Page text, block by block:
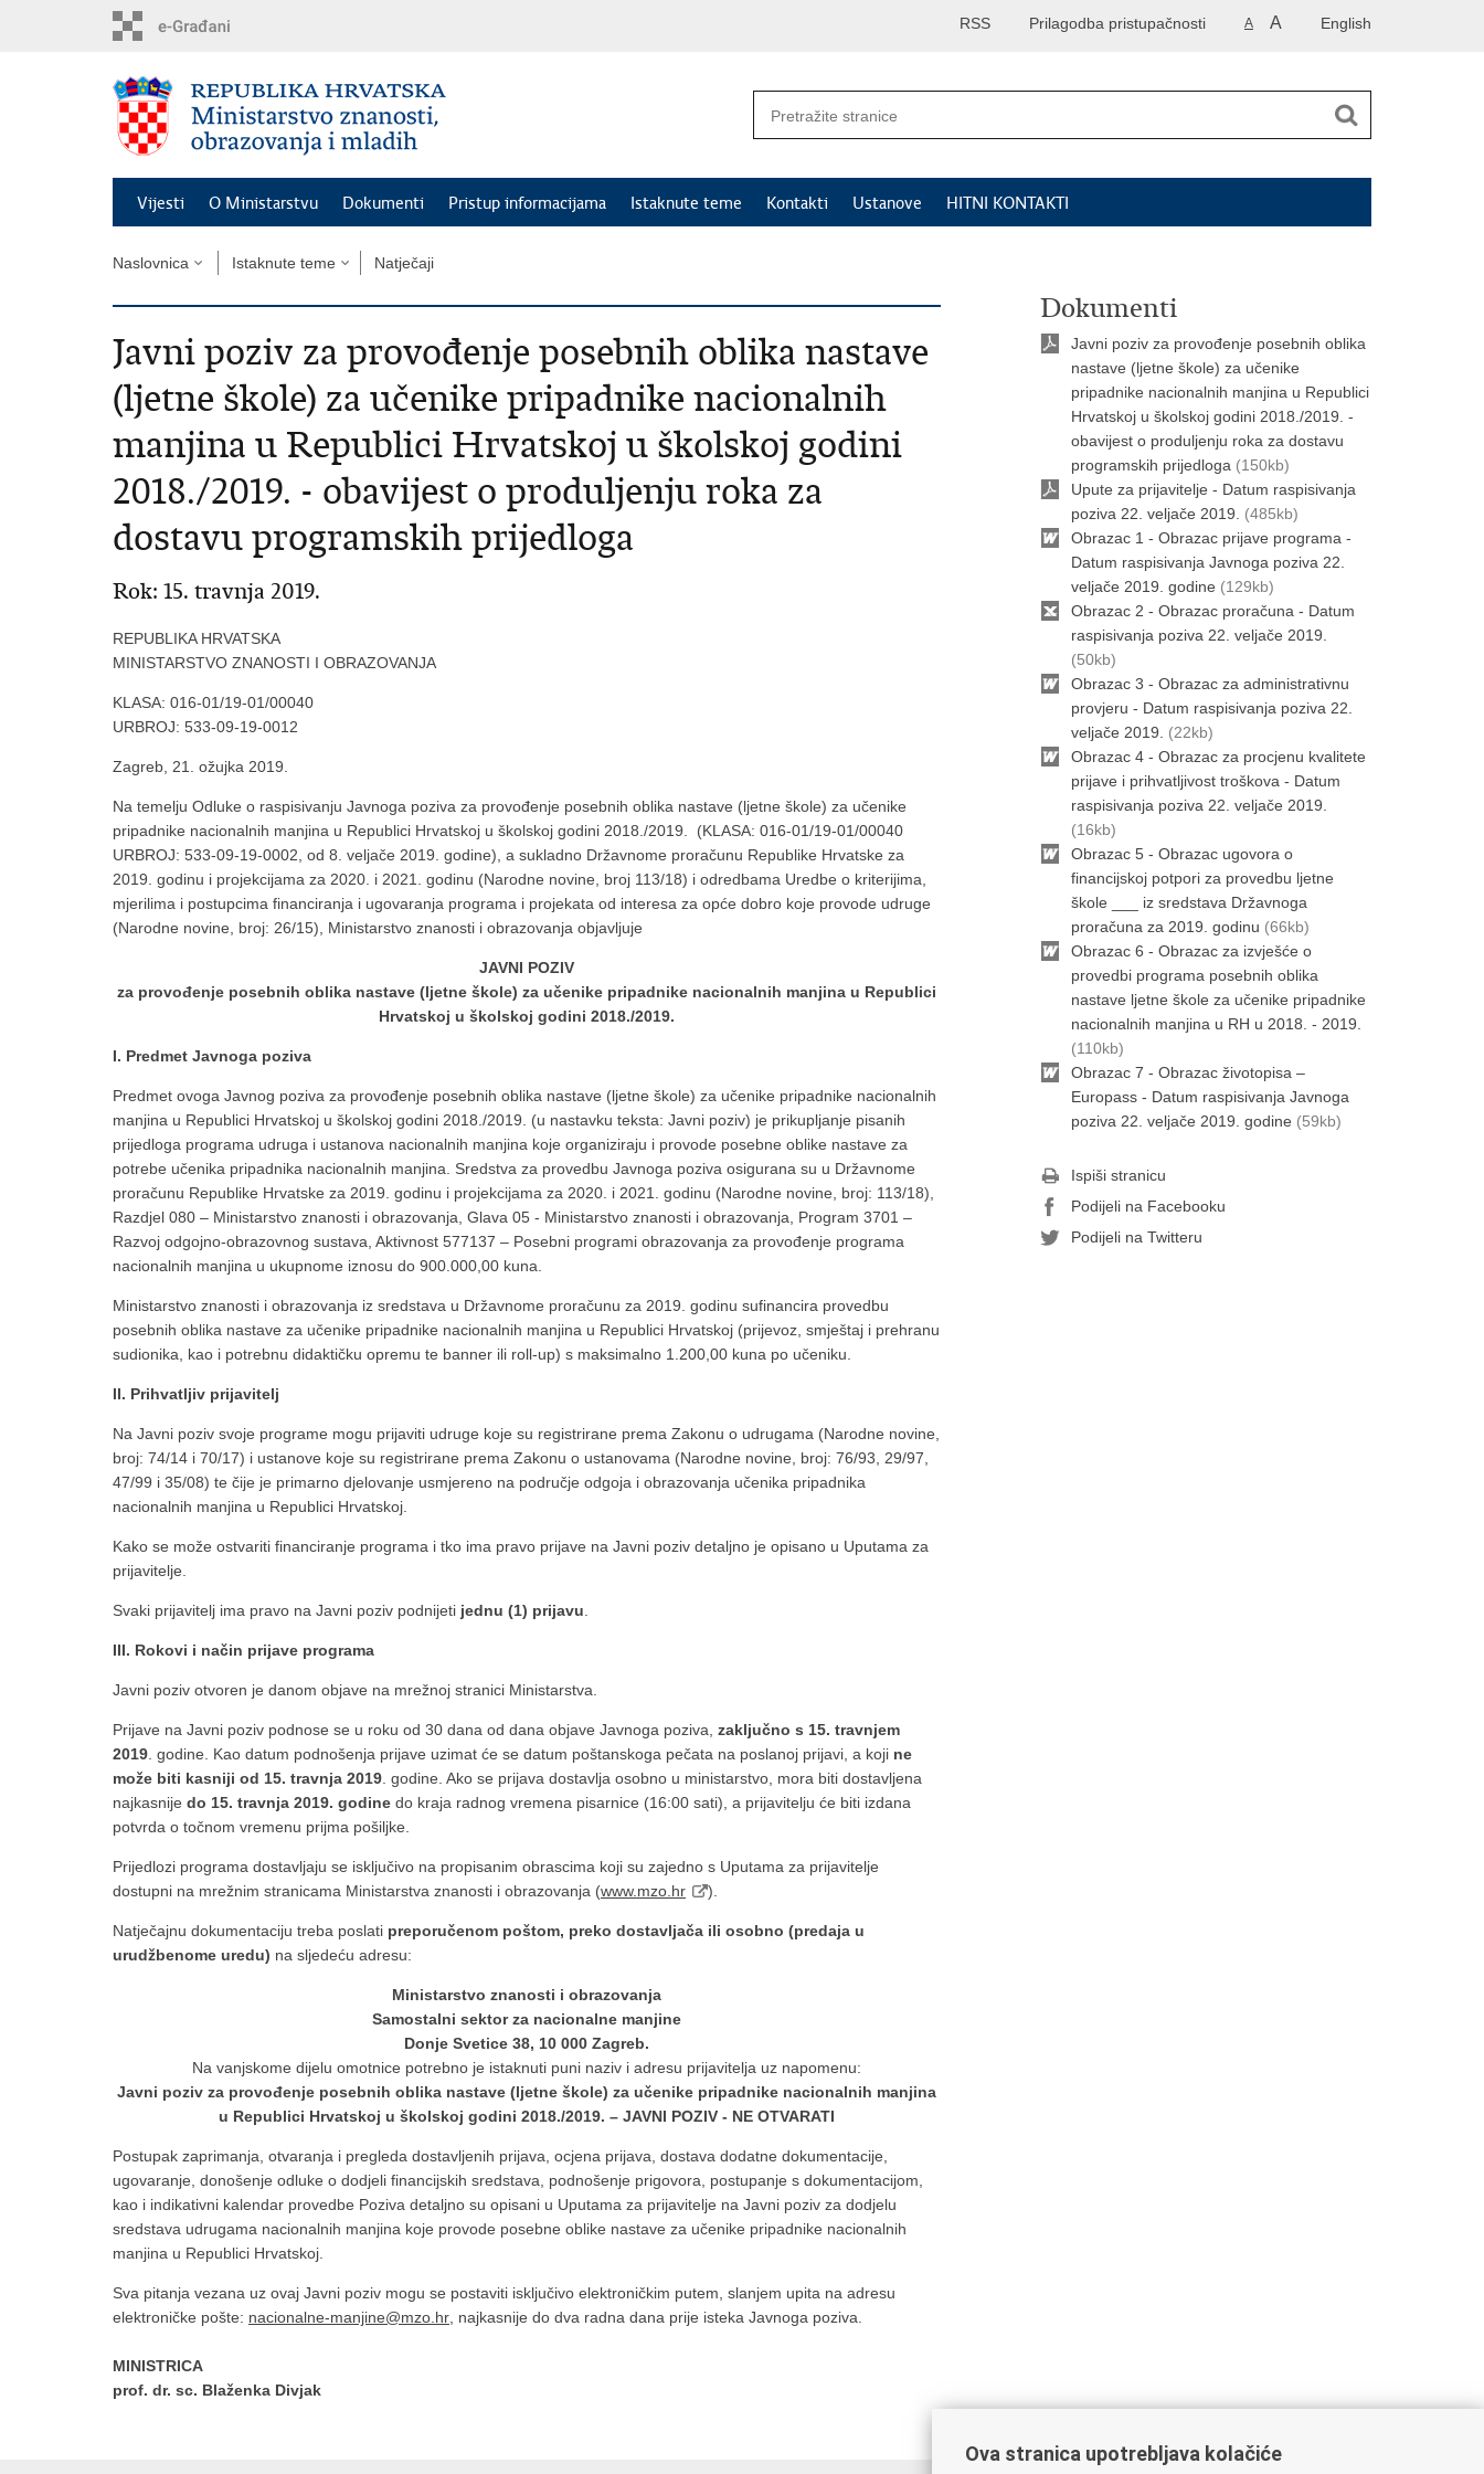
English
A A
Prilagodba pristupačnosti
RSS
Vijesti O Ministarstvu Dokumenti Pristup informacijama Istaknute teme Kontakti Ustanove HITNI KONTAKTI
Naslovnica Istaknute teme Natječaji
Javni poziv za provođenje posebnih oblika nastave
(ljetne škole) za učenike pripadnike nacionalnih
manjina u Republici Hrvatskoj u školskoj godini
2018./2019. - obavijest o produljenju roka za
dostavu programskih prijedloga
Rok: 15. travnja 2019.
REPUBLIKA HRVATSKA
MINISTARSTVO ZNANOSTI I OBRAZOVANJA
KLASA: 016-01/19-01/00040
URBROJ: 533-09-19-0012
Zagreb, 21. ožujka 2019.
Na temelju Odluke o raspisivanju Javnoga poziva za provođenje posebnih oblika nastave (ljetne škole) za učenike
pripadnike nacionalnih manjina u Republici Hrvatskoj u školskoj godini 2018./2019. (KLASA: 016-01/19-01/00040
URBROJ: 533-09-19-0002, od 8. veljače 2019. godine), a sukladno Državnome proračunu Republike Hrvatske za
2019. godinu i projekcijama za 2020. i 2021. godinu (Narodne novine, broj 113/18) i odredbama Uredbe o kriterijima,
mjerilima i postupcima financiranja i ugovaranja programa i projekata od interesa za opće dobro koje provode udruge
(Narodne novine, broj: 26/15), Ministarstvo znanosti i obrazovanja objavljuje
JAVNI POZIV
za provođenje posebnih oblika nastave (ljetne škole) za učenike pripadnike nacionalnih manjina u Republici
Hrvatskoj u školskoj godini 2018./2019.
I. Predmet Javnoga poziva
Predmet ovoga Javnog poziva za provođenje posebnih oblika nastave (ljetne škole) za učenike pripadnike nacionalnih
manjina u Republici Hrvatskoj u školskoj godini 2018./2019. (u nastavku teksta: Javni poziv) je prikupljanje pisanih
prijedloga programa udruga i ustanova nacionalnih manjina koje organiziraju i provode posebne oblike nastave za
potrebe učenika pripadnika nacionalnih manjina. Sredstva za provedbu Javnoga poziva osigurana su u Državnome
proračunu Republike Hrvatske za 2019. godinu i projekcijama za 2020. i 2021. godinu (Narodne novine, broj: 113/18),
Razdjel 080 – Ministarstvo znanosti i obrazovanja, Glava 05 - Ministarstvo znanosti i obrazovanja, Program 3701 –
Razvoj odgojno-obrazovnog sustava, Aktivnost 577137 – Posebni programi obrazovanja za provođenje programa
nacionalnih manjina u ukupnome iznosu do 900.000,00 kuna.
Ministarstvo znanosti i obrazovanja iz sredstava u Državnome proračunu za 2019. godinu sufinancira provedbu
posebnih oblika nastave za učenike pripadnike nacionalnih manjina u Republici Hrvatskoj (prijevoz, smještaj i prehranu
sudionika, kao i potrebnu didaktičku opremu te banner ili roll-up) s maksimalno 1.200,00 kuna po učeniku.
II. Prihvatljiv prijavitelj
Na Javni poziv svoje programe mogu prijaviti udruge koje su registrirane prema Zakonu o udrugama (Narodne novine,
broj: 74/14 i 70/17) i ustanove koje su registrirane prema Zakonu o ustanovama (Narodne novine, broj: 76/93, 29/97,
47/99 i 35/08) te čije je primarno djelovanje usmjereno na područje odgoja i obrazovanja učenika pripadnika
nacionalnih manjina u Republici Hrvatskoj.
Kako se može ostvariti financiranje programa i tko ima pravo prijave na Javni poziv detaljno je opisano u Uputama za
prijavitelje.
Svaki prijavitelj ima pravo na Javni poziv podnijeti jednu (1) prijavu
III. Rokovi i način prijave programa
Javni poziv otvoren je danom objave na mrežnoj stranici Ministarstva.
Prijave na Javni poziv podnose se u roku od 30 dana od dana objave Javnoga poziva, zaključno s 15. travnjem
2019 . godine. Kao datum podnošenja prijave uzimat će se datum poštanskoga pečata na poslanoj prijavi, a koji ne
može biti kasniji od 15. travnja 2019 . godine. Ako se prijava dostavlja osobno u ministarstvo, mora biti dostavljena
najkasnije do 15. travnja 2019. godine do kraja radnog vremena pisarnice (16:00 sati), a prijavitelju će biti izdana
potvrda o točnom vremenu prijma pošiljke.
Prijedlozi programa dostavljaju se isključivo na propisanim obrascima koji su zajedno s Uputama za prijavitelje
dostupni na mrežnim stranicama Ministarstva znanosti i obrazovanja (www.mzo.hr ).
Natječajnu dokumentaciju treba poslati preporučenom poštom, preko dostavljača ili osobno (predaja u
urudžbenome uredu) na sljedeću adresu:
Ministarstvo znanosti i obrazovanja
Samostalni sektor za nacionalne manjine
Donje Svetice 38, 10 000 Zagreb.
Na vanjskome dijelu omotnice potrebno je istaknuti puni naziv i adresu prijavitelja uz napomenu:
Javni poziv za provođenje posebnih oblika nastave (ljetne škole) za učenike pripadnike nacionalnih manjina
u Republici Hrvatskoj u školskoj godini 2018./2019. – JAVNI POZIV - NE OTVARATI
Postupak zaprimanja, otvaranja i pregleda dostavljenih prijava, ocjena prijava, dostava dodatne dokumentacije,
ugovaranje, donošenje odluke o dodjeli financijskih sredstava, podnošenje prigovora, postupanje s dokumentacijom,
kao i indikativni kalendar provedbe Poziva detaljno su opisani u Uputama za prijavitelje na Javni poziv za dodjelu
sredstava udrugama nacionalnih manjina koje provode posebne oblike nastave za učenike pripadnike nacionalnih
manjina u Republici Hrvatskoj.
Sva pitanja vezana uz ovaj Javni poziv mogu se postaviti isključivo elektroničkim putem, slanjem upita na adresu
elektroničke pošte: nacionalne-manjine@mzo.hr , najkasnije do dva radna dana prije isteka Javnoga poziva.
MINISTRICA
prof. dr. sc. Blaženka Divjak
Dokumenti
Javni poziv za provođenje posebnih oblika
nastave (ljetne škole) za učenike
pripadnike nacionalnih manjina u Republici
Hrvatskoj u školskoj godini 2018./2019. -
obavijest o produljenju roka za dostavu
programskih prijedloga (150kb)
Upute za prijavitelje - Datum raspisivanja
poziva 22. veljače 2019.
(485kb)
Obrazac 1 - Obrazac prijave programa -
Datum raspisivanja Javnoga poziva 22.
veljače 2019. godine (129kb)
Obrazac 2 - Obrazac proračuna - Datum
raspisivanja poziva 22. veljače 2019.
(50kb)
Obrazac 3 - Obrazac za administrativnu
provjeru - Datum raspisivanja poziva 22.
veljače 2019.
(22kb)
Obrazac 4 - Obrazac za procjenu kvalitete
prijave i prihvatljivost troškova - Datum
raspisivanja poziva 22. veljače 2019.
(16kb)
Obrazac 5 - Obrazac ugovora o
financijskoj potpori za provedbu ljetne
škole ___ iz sredstava Državnoga
proračuna za 2019. godinu (66kb)
Obrazac 6 - Obrazac za izvješće o
provedbi programa posebnih oblika
nastave ljetne škole za učenike pripadnike
nacionalnih manjina u RH u 2018. - 2019.
(110kb)
Obrazac 7 - Obrazac životopisa –
Europass - Datum raspisivanja Javnoga
poziva 22. veljače 2019. godine (59kb)
Ispiši stranicu
Podijeli na Facebooku
Podijeli na Twitteru
Ova stranica upotrebljava kolačiće